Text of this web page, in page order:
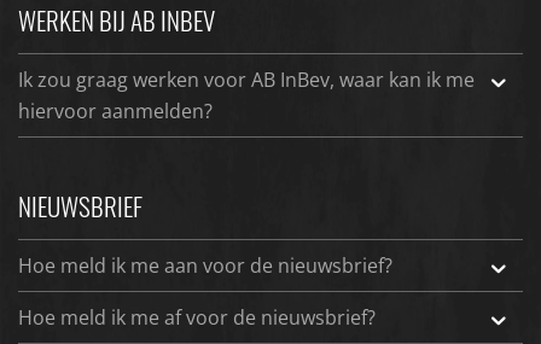
WERKEN BIJ AB INBEV
Ik zou graag werken voor AB InBev, waar kan ik me
hiervoor aanmelden?
NIEUWSBRIEF
Hoe meld ik me aan voor de nieuwsbrief?
Hoe meld ik me af voor de nieuwsbrief?